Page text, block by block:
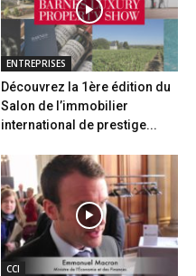
ENTREPRISES
Découvrez la 1ère édition du
Salon de l’immobilier
international de prestige...
CCI